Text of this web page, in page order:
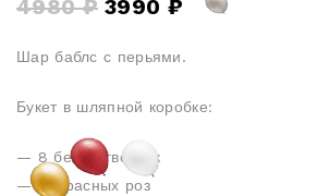
4980₽ 3990 ₽
Шар баблс с перьями.
Букет в шляпной коробке:
— 8 белых гвоздик
— 15 красных роз